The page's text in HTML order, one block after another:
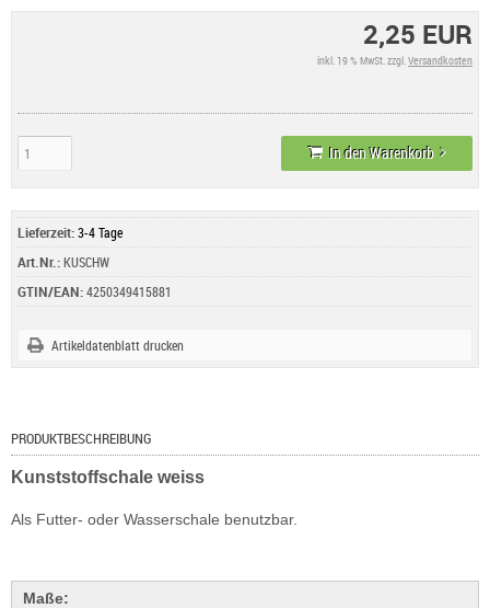
2,25 EUR
inkl. 19 % MwSt. zzgl.Versandkosten
In den Warenkorb
Lieferzeit:3-4 Tage
Art.Nr.:KUSCHW
GTIN/EAN:4250349415881
Artikeldatenblatt drucken
PRODUKTBESCHREIBUNG
Kunststoffschale weiss
Als Futter- oder Wasserschale benutzbar.
Maße: